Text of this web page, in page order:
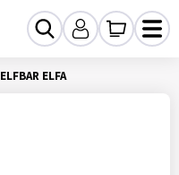
ELFBAR ELFA